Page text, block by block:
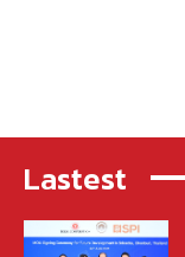
Lastest